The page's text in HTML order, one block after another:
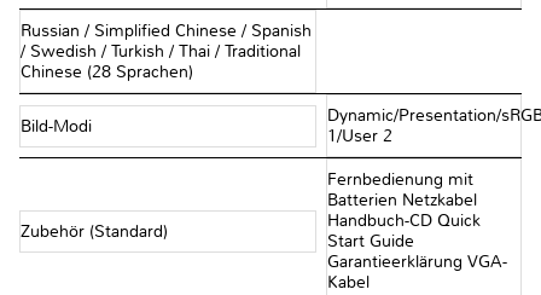
Russian / Simplified Chinese / Spanish
/ Swedish / Turkish / Thai / Traditional
Chinese (28 Sprachen)
Bild-Modi
Dynamic/Presentation/
1/User 2
Zubehör (Standard)
Fernbedienung mit
Batterien Netzkabel
Handbuch-CD Quick
Start Guide
Garantieerklärung VGA-
Kabel